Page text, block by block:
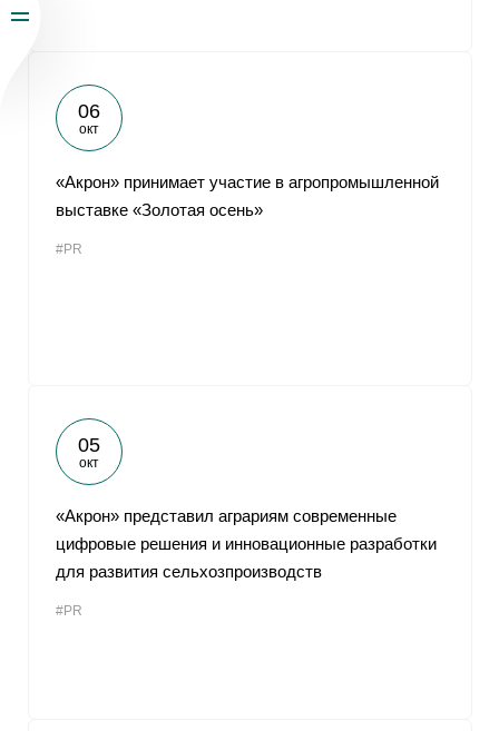
06
окт
«Акрон» принимает участие в агропромышленной
выставке «Золотая осень»
#PR
05
окт
«Акрон» представил аграриям современные
цифровые решения и инновационные разработки
для развития сельхозпроизводств
#PR